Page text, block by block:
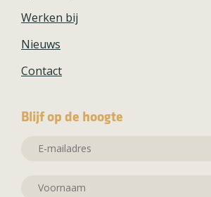
Werken bij
Nieuws
Contact
Blijf op de hoogte